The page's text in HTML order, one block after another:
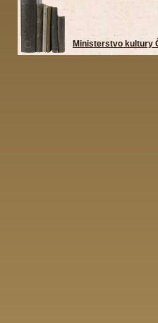
Ministerstvo kultury